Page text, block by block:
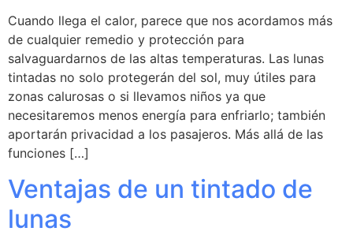
Cuando llega el calor, parece que nos acordamos más
de cualquier remedio y protección para
salvaguardarnos de las altas temperaturas. Las lunas
tintadas no solo protegerán del sol, muy útiles para
zonas calurosas o si llevamos niños ya que
necesitaremos menos energía para enfriarlo; también
aportarán privacidad a los pasajeros. Más allá de las
funciones […]
Ventajas de un tintado de
lunas